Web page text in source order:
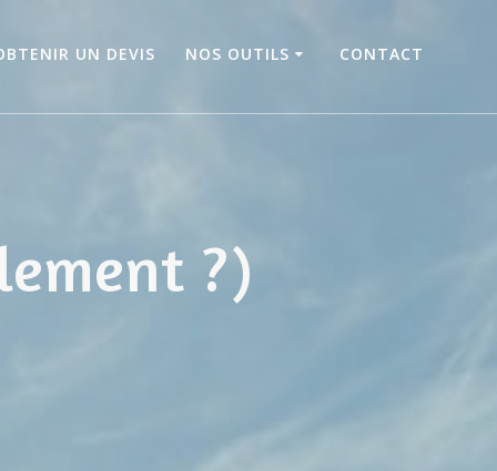
UN DEVIS NOS OUTILS CONTACT
?)